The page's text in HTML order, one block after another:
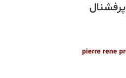
pierre rene